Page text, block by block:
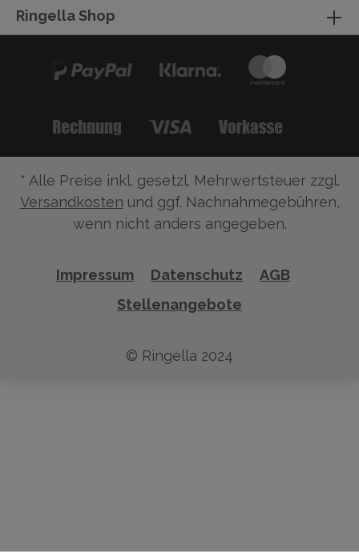
Ringella Shop
* Alle Preise inkl. gesetzl. Mehrwertsteuer zzgl.
Versandkosten und ggf. Nachnahmegebühren,
wenn nicht anders angegeben.
Impressum Datenschutz
AGB
Stellenangebote
© Ringella 2024